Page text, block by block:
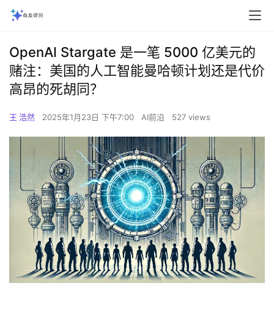
OpenAI Stargate 是一笔 5000 亿美元的
赌注：美国的人工智能曼哈顿计划还是代价
高昂的死胡同？
王 浩然 2025年1月23日 下午7:00 AI前沿 527 views